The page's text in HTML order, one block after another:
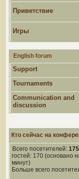
Приветствие
Игры
English forum
Support
Tournaments
Communication and
discussion
Кто сейчас на
Всего посетителей: 175
гостей: 170 (основано
минут)
Больше всего